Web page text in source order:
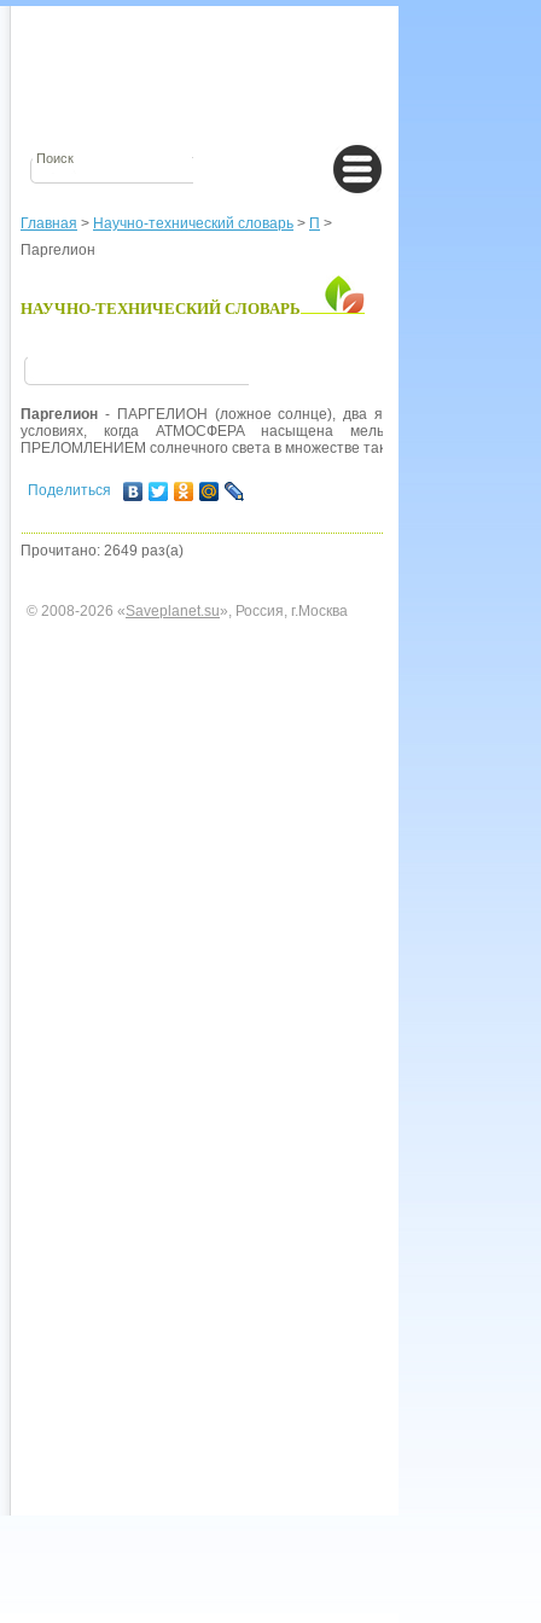
Главная > Научно-технический словарь > П >
Паргелион
НАУЧНО-ТЕХНИЧЕСКИЙ СЛОВАРЬ
Паргелион - ПАРГЕЛИОН (ложное солнце), два ярких пятна,
условиях, когда АТМОСФЕРА насыщена мельчайшими
ПРЕЛОМЛЕНИЕМ солнечного света в множестве таких кристаллов.
Поделиться
Прочитано: 2649 раз(а)
© 2008-2026 «Saveplanet.su», Россия, г.Москва